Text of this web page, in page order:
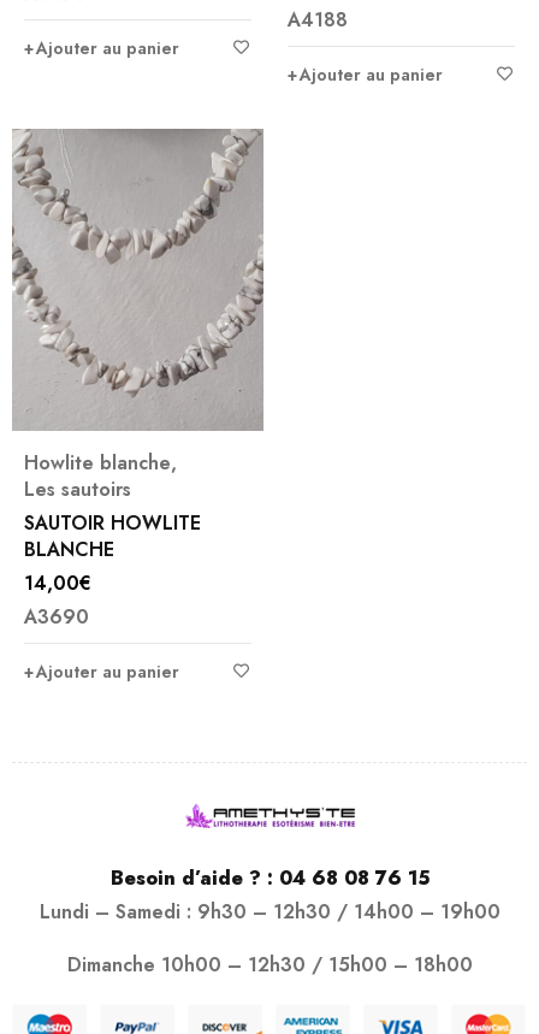
Ajouter au panier
A4188
Ajouter au panier
Howlite blanche,
Les sautoirs
SAUTOIR HOWLITE
BLANCHE
14,00€
A3690
Ajouter au panier
Besoin d’aide ? : 04 68 08 76 15
Lundi – Samedi : 9h30 – 12h30 / 14h00 – 19h00
Dimanche 10h00 – 12h30 / 15h00 – 18h00